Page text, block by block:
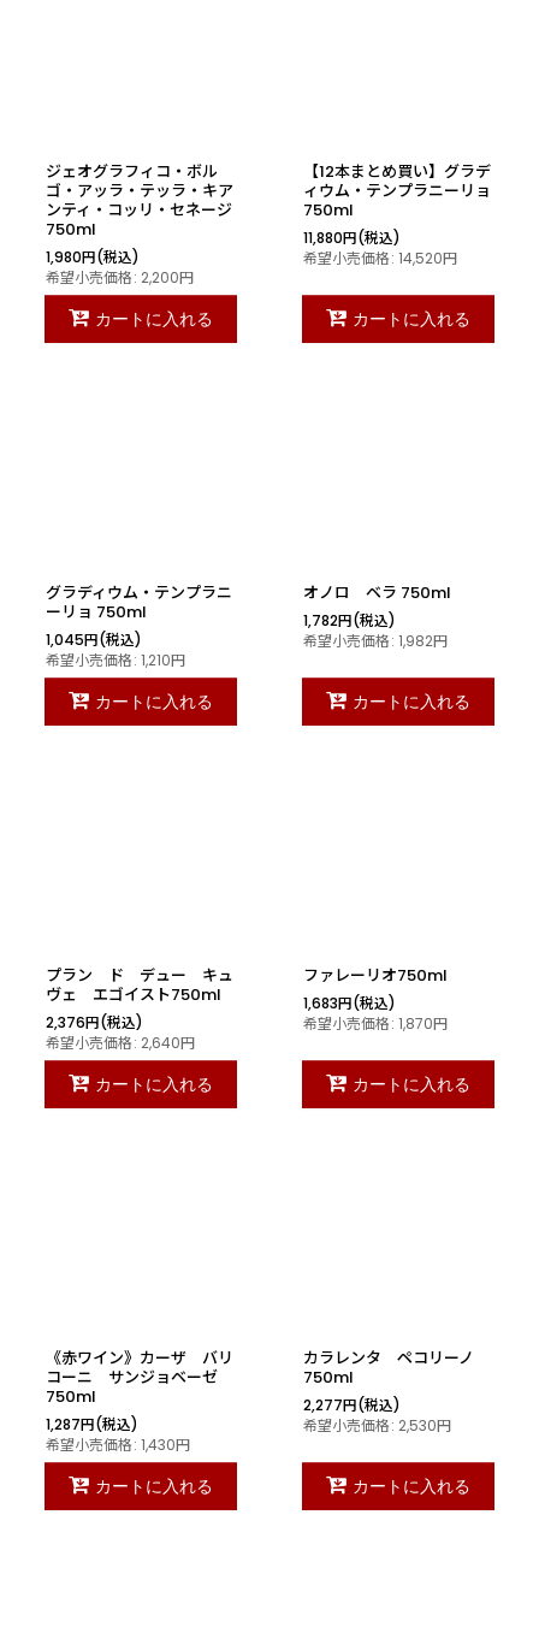
ジェオグラフィコ・ボル
ゴ・アッラ・テッラ・キア
ンティ・コッリ・セネージ
750ml
1,980円(税込)
希望小売価格: 2,200円
カートに入れる
【12本まとめ買い】グラデ
ィウム・テンプラニーリョ
750ml
11,880円(税込)
希望小売価格: 14,520円
カートに入れる
グラディウム・テンプラニ
ーリョ 750ml
1,045円(税込)
希望小売価格: 1,210円
カートに入れる
オノロ ベラ 750ml
1,782円(税込)
希望小売価格: 1,982円
カートに入れる
プラン ド デュー キュ
ヴェ エゴイスト750ml
2,376円(税込)
希望小売価格: 2,640円
カートに入れる
ファレーリオ750ml
1,683円(税込)
希望小売価格: 1,870円
カートに入れる
《赤ワイン》カーザ バリ
コーニ サンジョベーゼ
750ml
1,287円(税込)
希望小売価格: 1,430円
カートに入れる
カラレンタ ペコリーノ
750ml
2,277円(税込)
希望小売価格: 2,530円
カートに入れる